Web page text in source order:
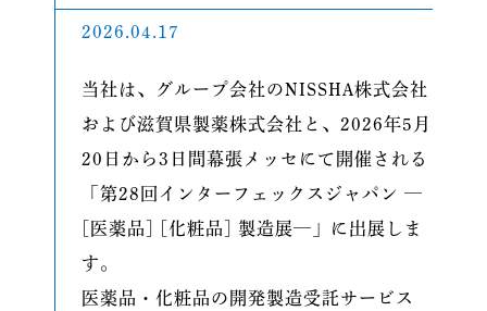
2026.04.17
当社は、グループ会社のNISSHA株式会社
および滋賀県製薬株式会社と、2026年5月
20日から3日間幕張メッセにて開催される
「第28回インターフェックスジャパン —
[医薬品] [化粧品] 製造展—」に出展しま
す。
医薬品・化粧品の開発製造受託サービス